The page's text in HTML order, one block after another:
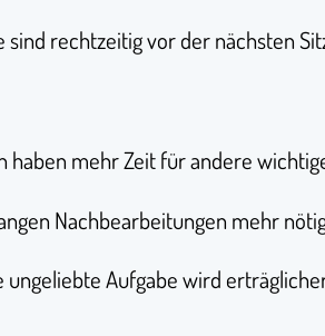
sind rechtzeitig vor der nächsten
haben mehr Zeit für andere
Nachbearbeitungen mehr
ungeliebte Aufgabe wird